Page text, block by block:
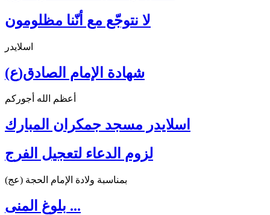
لا نتوجّع مع أنّنا مظلومون
اسلايدر
شهادة الإمام الصادق(ع)
أعظم الله أجوركم
اسلايدر مسجد جمكران المبارك
لزوم الدعاء لتعجيل الفرج
بمناسبة ولادة الإمام الحجة (عج)
بلوغ المنى ...